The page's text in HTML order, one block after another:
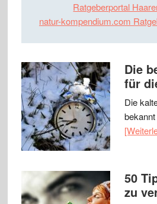
Ratgeberportal
natur-kompendium.com
Die
für
Die
50
zu